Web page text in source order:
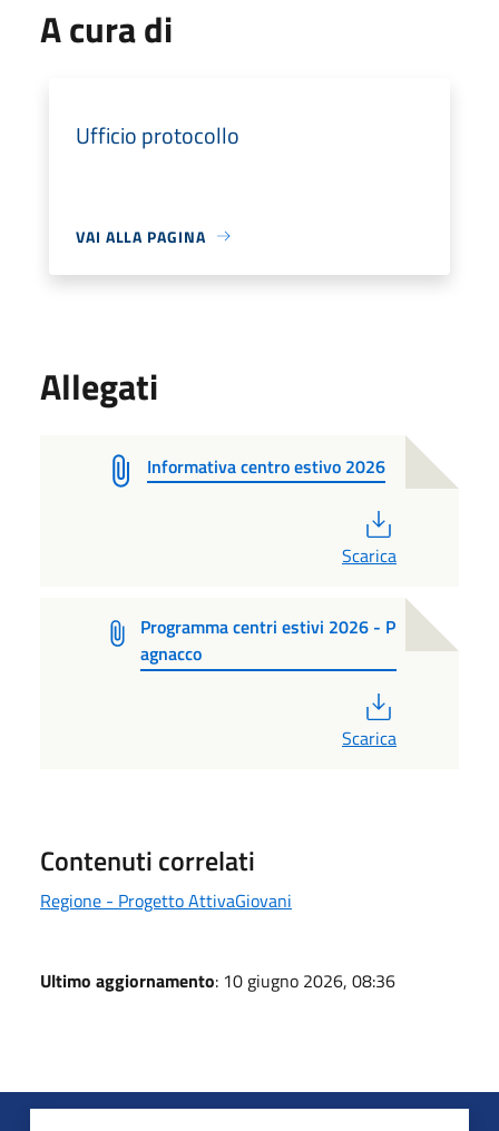
A cura di
Ufficio protocollo
VAI ALLA PAGINA
Allegati
Informativa centro estivo 2026
Scarica
Programma centri estivi 2026 - P
agnacco
Scarica
Contenuti correlati
Regione - Progetto AttivaGiovani
Ultimo aggiornamento: 10 giugno 2026, 08:36